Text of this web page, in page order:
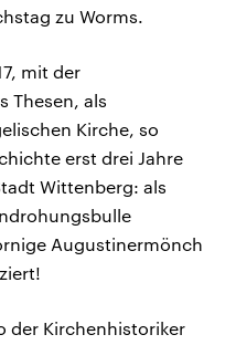
zu Worms.
mit der
Thesen, als
Kirche, so
erst drei Jahre
Wittenberg: als
Augustinermönch
der Kirchenhistoriker